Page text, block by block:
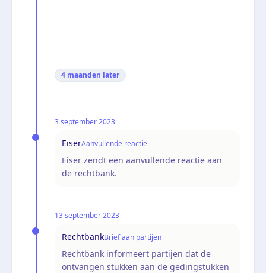
4 maanden later
3 september 2023
EiserAanvullende reactie
Eiser zendt een aanvullende reactie aan
de rechtbank.
13 september 2023
RechtbankBrief aan partijen
Rechtbank informeert partijen dat de
ontvangen stukken aan de gedingstukken